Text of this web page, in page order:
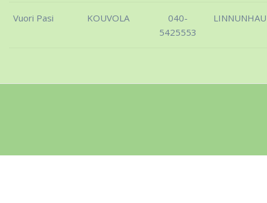
Vuori Pasi KOUVOLA
040-
5425553